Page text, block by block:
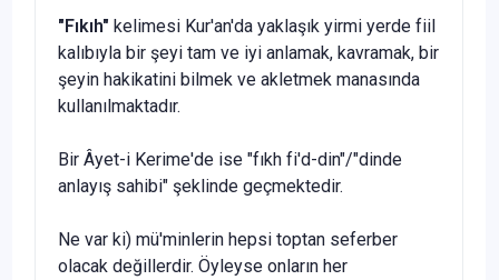
"Fıkıh" kelimesi Kur'an'da yaklaşık yirmi yerde fiil
kalıbıyla bir şeyi tam ve iyi anlamak, kavramak, bir
şeyin hakikatini bilmek ve akletmek manasında
kullanılmaktadır.
Bir Âyet-i Kerime'de ise "fıkh fi'd-din"/"dinde
anlayış sahibi" şek­linde geçmektedir.
Ne var ki) mü'minlerin hepsi toptan seferber
olacak değillerdir. Öy­leyse onların her